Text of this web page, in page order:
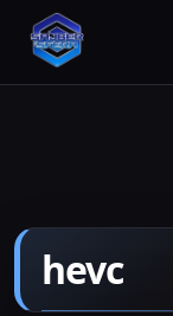
hevc